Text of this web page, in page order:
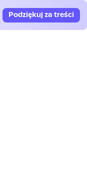
Podziękuj za treści